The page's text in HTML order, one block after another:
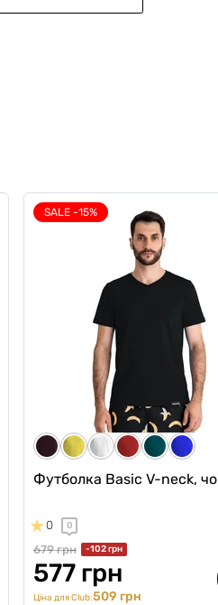
Комплект трусів Anatomic
Light, Silver Series, жовтий/
2637 грн
2411 грн
SALE -15%
Футболка Basic V-neck,
0 0
679 грн -102 грн
577 грн
Ціна для Club:509 грн